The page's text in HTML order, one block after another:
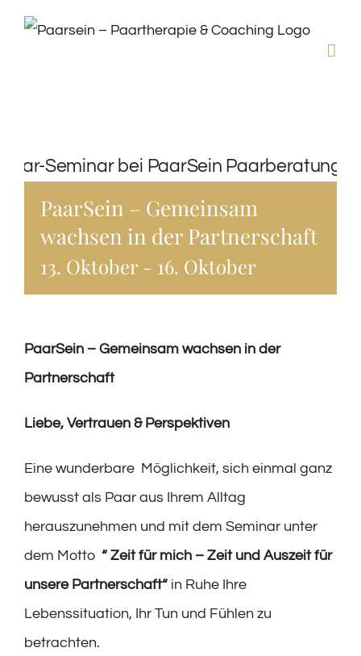
Zum
PaarSein – Gemeinsam
wachsen in der Partnerschaft
13. Oktober- 16. Oktober
PaarSein – Gemeinsam wachsen in der
Partnerschaft
Liebe, Vertrauen & Perspektiven
Eine wunderbare Möglichkeit, sich einmal ganz
bewusst als Paar aus Ihrem Alltag
herauszunehmen und mit dem Seminar unter
dem Motto “ Zeit für mich – Zeit und Auszeit für
unsere Partnerschaft“ in Ruhe Ihre
Lebenssituation, Ihr Tun und Fühlen zu
betrachten.